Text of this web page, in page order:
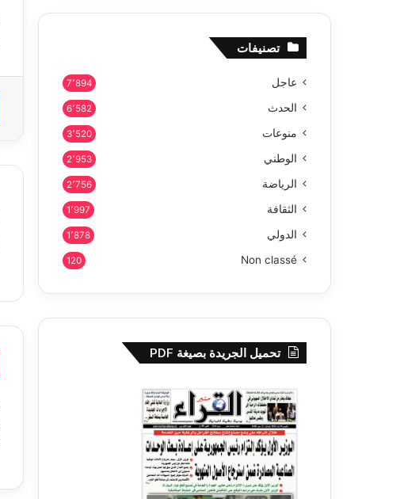
تصنيفات
عاجل 7٬894
الحدث 6٬582
منوعات 3٬520
الوطني 2٬953
الرياضة 2٬756
الثقافة 1٬997
الدولي 1٬878
Non classé
120
تحميل الجريدة بصيغة PDF